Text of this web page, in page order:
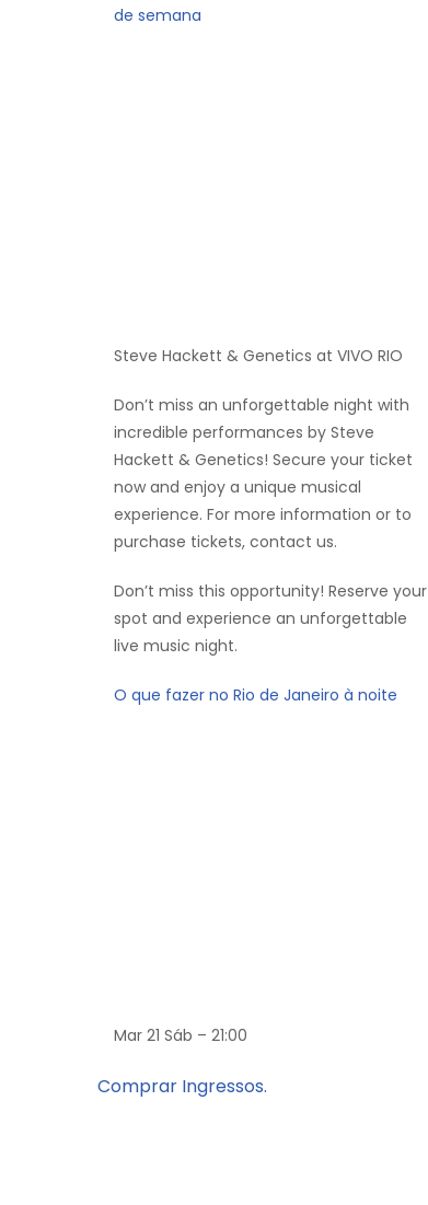
de semana
Steve Hackett & Genetics at VIVO RIO
Don’t miss an unforgettable night with
incredible performances by Steve
Hackett & Genetics! Secure your ticket
now and enjoy a unique musical
experience. For more information or to
purchase tickets, contact us.
Don’t miss this opportunity! Reserve your
spot and experience an unforgettable
live music night.
O que fazer no Rio de Janeiro à noite
Mar 21 Sáb – 21:00
Comprar Ingressos.